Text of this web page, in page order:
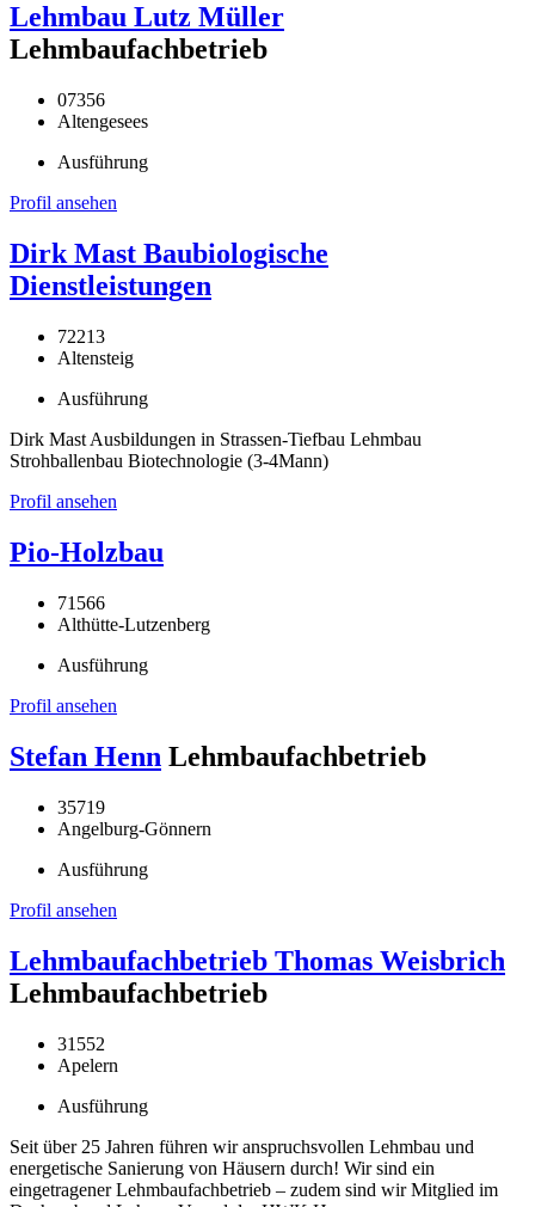
Lehmbau Lutz Müller
Lehmbaufachbetrieb
07356
Altengesees
Ausführung
Profil ansehen
Dirk Mast Baubiologische
Dienstleistungen
72213
Altensteig
Ausführung
Dirk Mast Ausbildungen in Strassen-Tiefbau Lehmbau
Strohballenbau Biotechnologie (3-4Mann)
Profil ansehen
Pio-Holzbau
71566
Althütte-Lutzenberg
Ausführung
Profil ansehen
Stefan Henn Lehmbaufachbetrieb
35719
Angelburg-Gönnern
Ausführung
Profil ansehen
Lehmbaufachbetrieb Thomas Weisbrich
Lehmbaufachbetrieb
31552
Apelern
Ausführung
Seit über 25 Jahren führen wir anspruchsvollen Lehmbau und
energetische Sanierung von Häusern durch! Wir sind ein
eingetragener Lehmbaufachbetrieb – zudem sind wir Mitglied im